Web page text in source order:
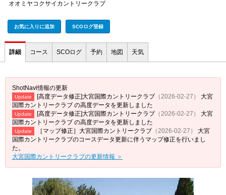
オオミヤコクサイカントリークラブ
お気に入りに追加 SCOログ登録
詳細 コース SCOログ 予約 地図 天気
ShotNavi情報の更新
Update [高度データ修正]大宮国際カントリークラブ （2026-02-27）
大宮
国際カントリークラブ の高度データを更新しました
Update [高度データ修正]大宮国際カントリークラブ （2026-02-27）
大宮
国際カントリークラブ の高度データを更新しました
Update ［マップ修正］大宮国際カントリークラブ （2026-02-27）
大宮
国際カントリークラブのコースデータ更新に伴うマップ修正を行いまし
た。
大宮国際カントリークラブの更新情報 ＞